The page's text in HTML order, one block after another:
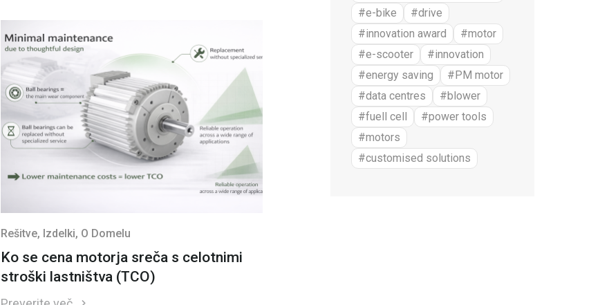
Rešitve, Izdelki, O Domelu
Ko se cena motorja sreča s celotnimi
stroški lastništva (TCO)
#e-bike
#drive
#innovation award
#motor
#e-scooter
#innovation
#energy saving
#PM motor
#data centres
#blower
#fuell cell
#power tools
#motors
#customised solutions